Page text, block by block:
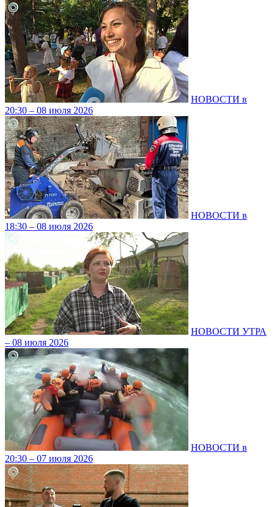
НОВОСТИ в
20:30 – 08 июля 2026
НОВОСТИ в
18:30 – 08 июля 2026
НОВОСТИ УТРА
– 08 июля 2026
НОВОСТИ в
20:30 – 07 июля 2026